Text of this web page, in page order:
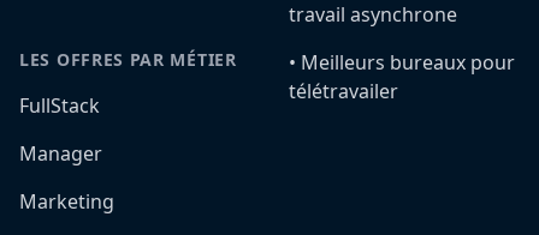
LES OFFRES PAR MÉTIER
FullStack
Manager
Marketing
travail asynchrone
•️ Meilleurs bureaux pour
télétravailer